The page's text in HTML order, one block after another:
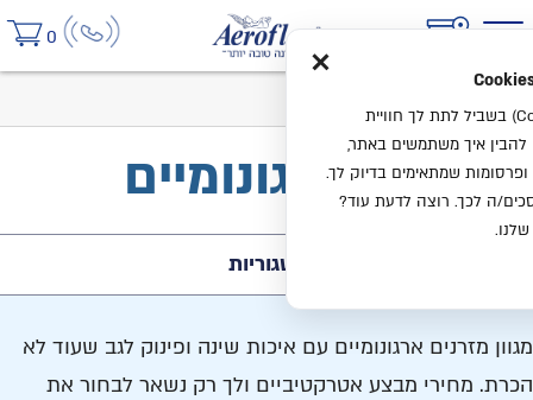
0
מזרנים ארגונומיים
קטגוריות
מגוון מזרנים ארגונומיים עם איכות שינה ופינוק לגב שעוד לא
הכרת. מחירי מבצע אטרקטיביים ולך רק נשאר לבחור את
×
אנחנו משתמשים בעוגיות (Cookies) בשביל לתת לך חוויית
להבין איך משתמשים באתר,
שמתאימים בדיוק לך.
ה לכך. רוצה לדעת עוד?